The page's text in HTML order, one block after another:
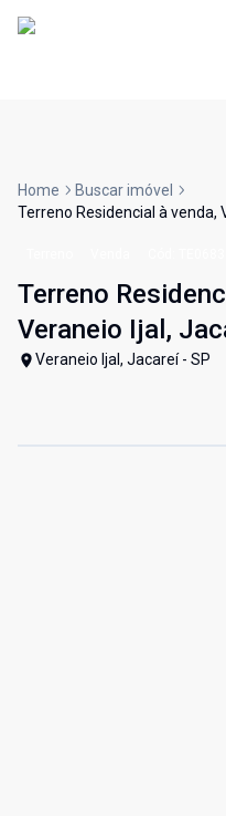
Home
Buscar imóvel
Terreno Residencial à venda,
Terreno
Veraneio Ijal,
Veraneio Ijal, Jacareí - SP